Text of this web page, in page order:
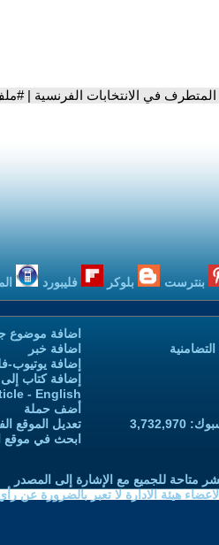
في الانتخابات الفرنسية |
بنترست بلوكر فليبورد
اضافة موضوع
اضافة خبر
إضافة يوتيوب-
إضافة كتاب
- English
أضف حملة
تعديل الموقع
ابحث في موقع
متاحة للجميع مع الإشارة إلى المصدر
هيئة الادارة لا تعبر بالضرورة عن